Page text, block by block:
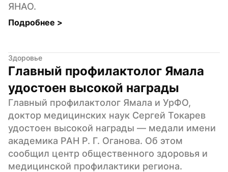
ЯНАО.
Подробнее >
Здоровье
Главный профилактолог Ямала
удостоен высокой награды
Главный профилактолог Ямала и УрФО,
доктор медицинских наук Сергей Токарев
удостоен высокой награды — медали имени
академика РАН Р. Г. Оганова. Об этом
сообщил центр общественного здоровья и
медицинской профилактики региона.